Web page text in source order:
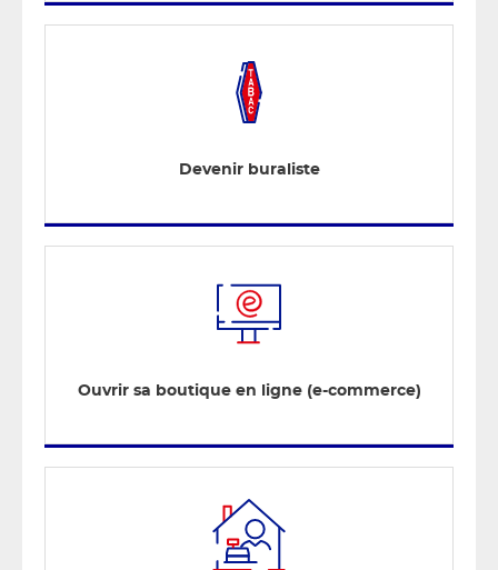
Devenir buraliste
Ouvrir sa boutique en ligne (e-commerce)